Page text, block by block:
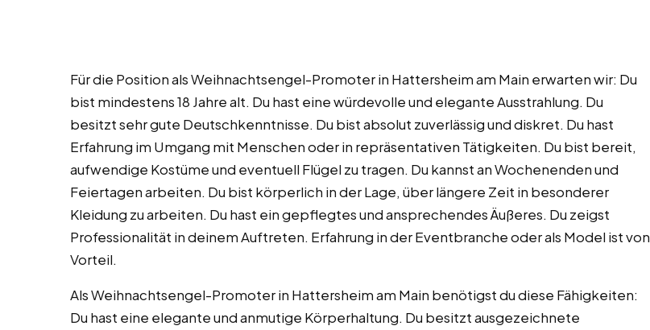
Für die Position als Weihnachtsengel-Promoter in Hattersheim am Main erwarten wir: Du
bist mindestens 18 Jahre alt. Du hast eine würdevolle und elegante Ausstrahlung. Du
besitzt sehr gute Deutschkenntnisse. Du bist absolut zuverlässig und diskret. Du hast
Erfahrung im Umgang mit Menschen oder in repräsentativen Tätigkeiten. Du bist bereit,
aufwendige Kostüme und eventuell Flügel zu tragen. Du kannst an Wochenenden und
Feiertagen arbeiten. Du bist körperlich in der Lage, über längere Zeit in besonderer
Kleidung zu arbeiten. Du hast ein gepflegtes und ansprechendes Äußeres. Du zeigst
Professionalität in deinem Auftreten. Erfahrung in der Eventbranche oder als Model ist von
Vorteil.
Als Weihnachtsengel-Promoter in Hattersheim am Main benötigst du diese Fähigkeiten:
Du hast eine elegante und anmutige Körperhaltung. Du besitzt ausgezeichnete